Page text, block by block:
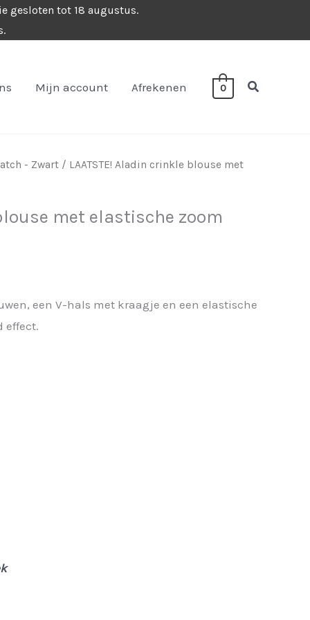
gesloten tot 18 augustus.
Mijn account Afrekenen 0 Zoeken
- Zwart / LAATSTE! Aladin crinkle blouse met
met elastische zoom
een V-hals met kraagje en een elastische
effect.